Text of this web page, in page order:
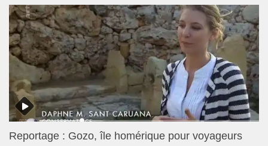
Reportage : Gozo, île homérique pour voyageurs